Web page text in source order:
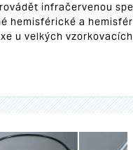
infračervenou
hemisférické a
u velkých